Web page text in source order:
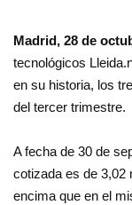
Madrid, 28 de
tecnológicos
en su historia, los
del tercer trimestre.
A fecha de 30 de
cotizada es de 3,02
encima que en el